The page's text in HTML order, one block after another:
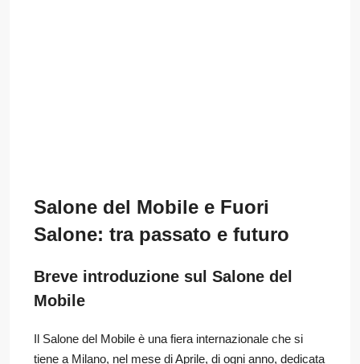
Salone del Mobile e Fuori
Salone: tra passato e futuro
Breve introduzione sul Salone del
Mobile
Il Salone del Mobile è una fiera internazionale che si
tiene a Milano, nel mese di Aprile, di ogni anno, dedicata